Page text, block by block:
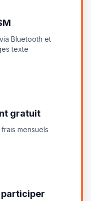
Bluetooth et
texte
gratuit
mensuels
participer